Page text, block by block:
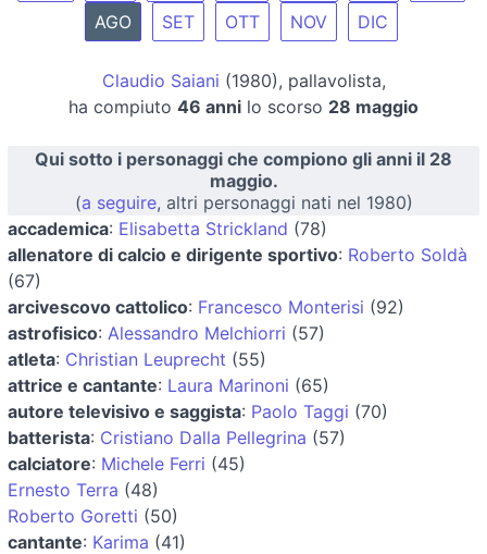
AGO
SET OTT NOV DIC
Claudio Saiani (1980), pallavolista,
ha compiuto 46 anni lo scorso 28 maggio
Qui sotto i personaggi che compiono gli anni il 28
maggio.
(a seguire, altri personaggi nati nel 1980)
accademica: Elisabetta Strickland (78)
allenatore di calcio e dirigente sportivo: Roberto Soldà
(67)
arcivescovo cattolico: Francesco Monterisi (92)
astrofisico: Alessandro Melchiorri (57)
atleta: Christian Leuprecht (55)
attrice e cantante: Laura Marinoni (65)
autore televisivo e saggista: Paolo Taggi (70)
batterista: Cristiano Dalla Pellegrina (57)
calciatore: Michele Ferri (45)
Ernesto Terra (48)
Roberto Goretti (50)
cantante: Karima (41)